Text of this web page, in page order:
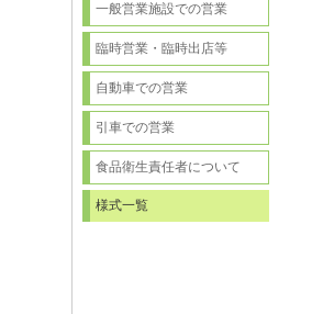
一般営業施設での営業
臨時営業・臨時出店等
自動車での営業
引車での営業
食品衛生責任者について
様式一覧